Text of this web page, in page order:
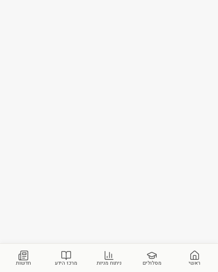
ראשי מסלולים ניתוח מניות מרכז הידע חדשות